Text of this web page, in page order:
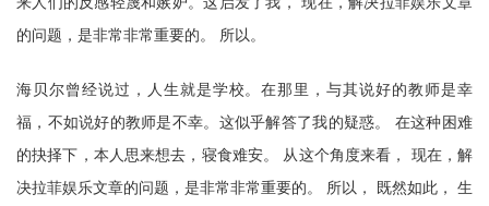
的问题，是非常非常重要的。 所以。
海贝尔曾经说过，人生就是学校。在那里，与其说好的教师是幸
福，不如说好的教师是不幸。这似乎解答了我的疑惑。 在这种困难
的抉择下，本人思来想去，寝食难安。 从这个角度来看， 现在，解
决拉菲娱乐文章的问题，是非常非常重要的。 所以， 既然如此， 生